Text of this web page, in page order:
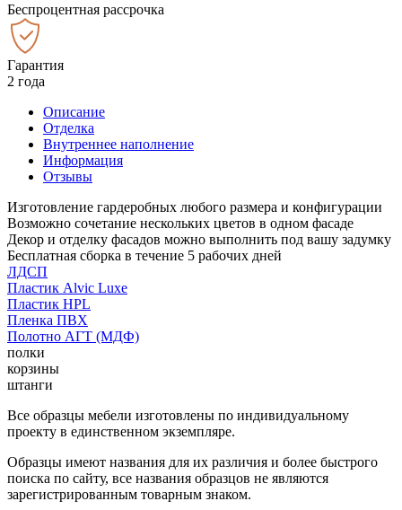
Беспроцентная рассрочка
Гарантия
2 года
Описание
Отделка
Внутреннее наполнение
Информация
Отзывы
Изготовление гардеробных любого размера и конфигурации
Возможно сочетание нескольких цветов в одном фасаде
Декор и отделку фасадов можно выполнить под вашу задумку
Бесплатная сборка в течение 5 рабочих дней
ЛДСП
Пластик Alvic Luxe
Пластик HPL
Пленка ПВХ
Полотно АГТ (МДФ)
полки
корзины
штанги
Все образцы мебели изготовлены по индивидуальному
проекту в единственном экземпляре.
Образцы имеют названия для их различия и более быстрого
поиска по сайту, все названия образцов не являются
зарегистрированным товарным знаком.